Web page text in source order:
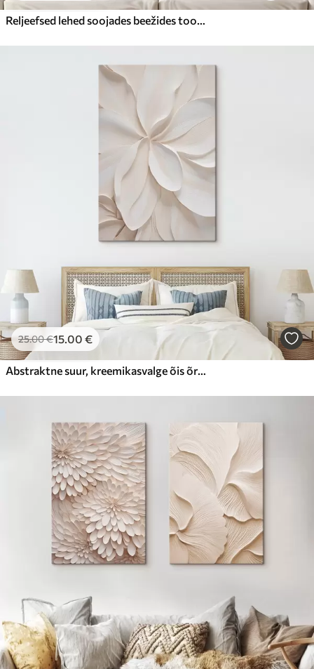
Reljeefsed lehed soojades beežides toonides
25.00€15.00 €
Abstraktne suur, kreemikasvalge õis õrnadest, kihilistest kroonlehtedest